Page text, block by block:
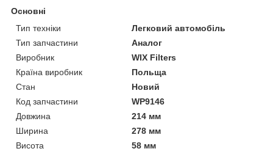
Основні
Тип техніки
Легковий автомобіль
Тип запчастини
Аналог
Виробник
WIX Filters
Країна виробник
Польща
Стан
Новий
Код запчастини
WP9146
Довжина
214 мм
Ширина
278 мм
Висота
58 мм